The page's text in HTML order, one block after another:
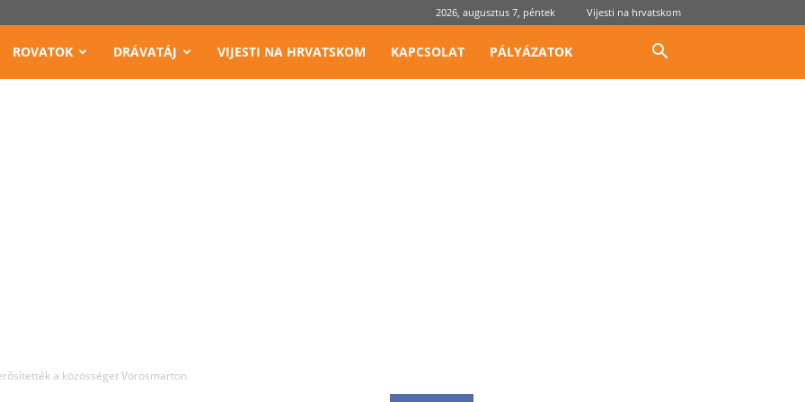
2026, augusztus 7, péntek Vijesti na hrvatskom
ROVATOK DRÁVATÁJ VIJESTI NA HRVATSKOM KAPCSOLAT PÁLYÁZATOK
a közösséget Vörösmarton